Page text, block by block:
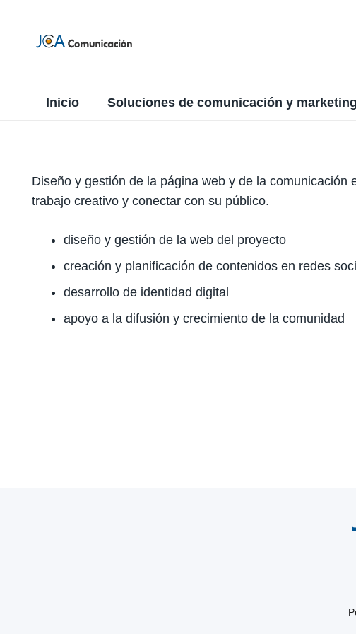
Inicio Soluciones de comunicación y marketing
Diseño y gestión de la página web y de la
trabajo creativo y conectar con su público.
diseño y gestión de la web del proyecto
creación y planificación de contenidos en redes
desarrollo de identidad digital
apoyo a la difusión y crecimiento de la comunidad